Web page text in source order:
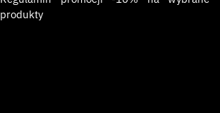
produkty